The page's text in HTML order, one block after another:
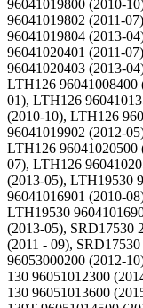
96041019800 (2010-
96041019802 (2011-
96041019804 (2013-
96041020401 (2011-
96041020403 (2013-
LTH126 96041008400
01), LTH126
(2010-10), LTH126
96041019902 (2012-
LTH126 96041020500
07), LTH126
(2013-05), LTH19530
96041016901 (2010-
LTH19530
(2013-05), SRD17530
(2011 - 09),
96053000200 (2012-
130 96051012300
130 96051013600